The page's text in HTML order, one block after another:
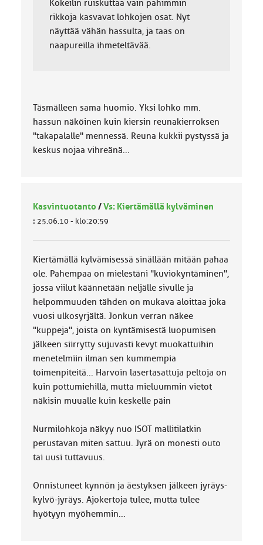
Kokeilin ruiskuttaa vain pahimmin
rikkoja kasvavat lohkojen osat. Nyt
näyttää vähän hassulta, ja taas on
naapureilla ihmeteltävää.
Täsmälleen sama huomio. Yksi lohko mm.
hassun näköinen kuin kiersin reunakierroksen
"takapalalle" mennessä. Reuna kukkii pystyssä ja
keskus nojaa vihreänä...
Kasvintuotanto /Vs: Kiertämällä kylväminen
: 25.06.10 - klo:20:59
Kiertämällä kylvämisessä sinällään mitään pahaa
ole. Pahempaa on mielestäni "kuviokyntäminen",
jossa viilut käännetään neljälle sivulle ja
helpommuuden tähden on mukava aloittaa joka
vuosi ulkosyrjältä. Jonkun verran näkee
"kuppeja", joista on kyntämisestä luopumisen
jälkeen siirrytty sujuvasti kevyt muokattuihin
menetelmiin ilman sen kummempia
toimenpiteitä... Harvoin lasertasattuja peltoja on
kuin pottumiehillä, mutta mieluummin vietot
näkisin muualle kuin keskelle päin
Nurmilohkoja näkyy nuo ISOT mallitilatkin
perustavan miten sattuu. Jyrä on monesti outo
tai uusi tuttavuus.
Onnistuneet kynnön ja äestyksen jälkeen jyräys-
kylvö-jyräys. Ajokertoja tulee, mutta tulee
hyötyyn myöhemmin...